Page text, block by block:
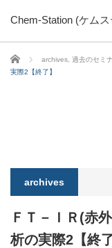
Chem-Station (ケムス
ホーム archives 過去のセミ
実際2【終了】
archives
ＦＴ－ＩＲ(赤
析の実際2【終了